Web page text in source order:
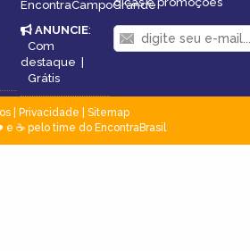
EncontraCampoGrande
ANUNCIE:
Com
destaque |
Grátis
| Privacidade
Sitemap
☕ pelo time do EncontraBrasil